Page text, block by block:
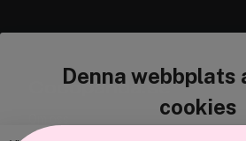
Denna webbplats
cookies
Cocopanda.se